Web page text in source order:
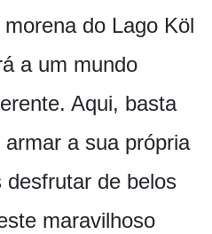
do Lago Köl
a um mundo
Aqui, basta
armar a sua própria
de belos
maravilhoso